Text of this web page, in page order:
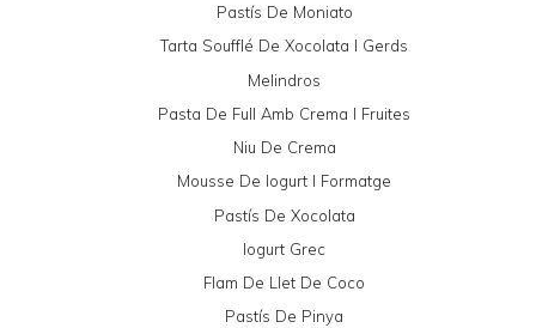
Pastís De Moniato
Tarta Soufflé De Xocolata I Gerds
Melindros
Pasta De Full Amb Crema I Fruites
Niu De Crema
Mousse De Iogurt I Formatge
Pastís De Xocolata
Iogurt Grec
Flam De Llet De Coco
Pastís De Pinya